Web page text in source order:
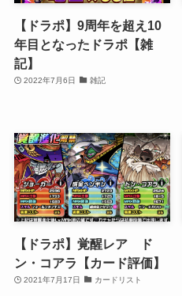
【ドラポ】9周年を超え10
年目となったドラポ【雑
記】
2022年7月6日 雑記
【ドラポ】覚醒レア ド
ン・コアラ【カード評価】
2021年7月17日 カードリスト